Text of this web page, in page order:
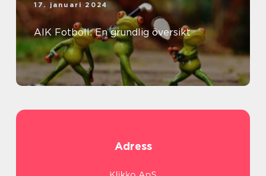
17. januari 2024
AIK Fotboll: En grundlig översikt
Adress